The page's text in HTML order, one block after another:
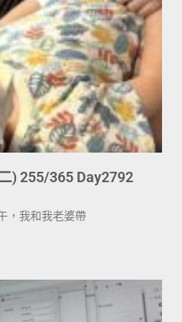
) 255/365 Day2792
，我和我老婆帶